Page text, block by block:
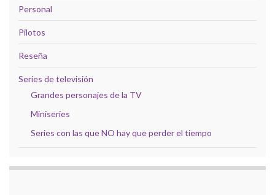
Personal
Pilotos
Reseña
Series de televisión
Grandes personajes de la TV
Miniseries
Series con las que NO hay que perder el tiempo